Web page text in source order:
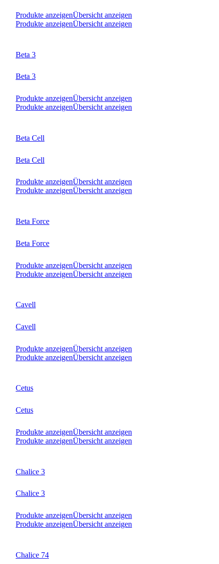
Produkte anzeigenÜbersicht anzeigen
Produkte anzeigenÜbersicht anzeigen
Beta 3
Beta 3
Produkte anzeigenÜbersicht anzeigen
Produkte anzeigenÜbersicht anzeigen
Beta Cell
Beta Cell
Produkte anzeigenÜbersicht anzeigen
Produkte anzeigenÜbersicht anzeigen
Beta Force
Beta Force
Produkte anzeigenÜbersicht anzeigen
Produkte anzeigenÜbersicht anzeigen
Cavell
Cavell
Produkte anzeigenÜbersicht anzeigen
Produkte anzeigenÜbersicht anzeigen
Cetus
Cetus
Produkte anzeigenÜbersicht anzeigen
Produkte anzeigenÜbersicht anzeigen
Chalice 3
Chalice 3
Produkte anzeigenÜbersicht anzeigen
Produkte anzeigenÜbersicht anzeigen
Chalice 74